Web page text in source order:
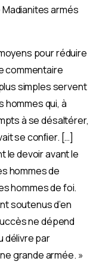
armés
pour réduire
commentaire
simples servent
qui, à
à se désaltérer,
se conﬁer. […]
le devoir avant le
hommes de
hommes de foi.
soutenus d’en
ne dépend
délivre par
grande armée. »